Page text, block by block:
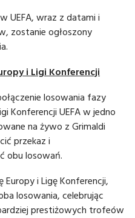
UEFA, wraz z datami i
zostanie ogłoszony
i Ligi Konferencji
losowania fazy
Konferencji UEFA w jedno
na żywo z Grimaldi
przekaz i
obu losowań.
i Ligę Konferencji,
losowania, celebrując
prestiżowych trofeów